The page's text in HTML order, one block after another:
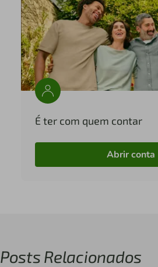
É ter com quem contar
Abrir conta
Posts Relacionados